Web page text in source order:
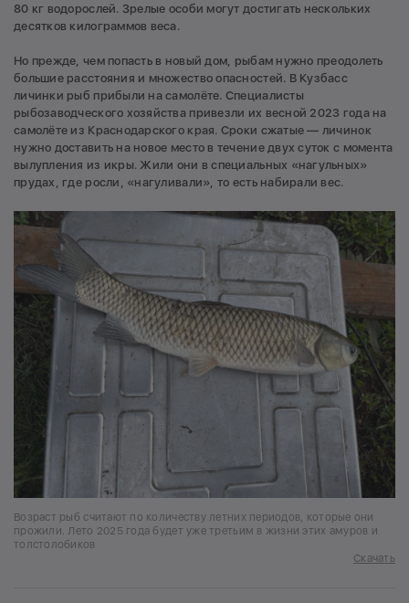
80 кг водорослей. Зрелые особи могут достигать нескольких
десятков килограммов веса.
Но прежде, чем попасть в новый дом, рыбам нужно преодолеть
большие расстояния и множество опасностей. В Кузбасс
личинки рыб прибыли на самолёте. Специалисты
рыбозаводческого хозяйства привезли их весной 2023 года на
самолёте из Краснодарского края. Сроки сжатые — личинок
нужно доставить на новое место в течение двух суток с момента
вылупления из икры. Жили они в специальных «нагульных»
прудах, где росли, «нагуливали», то есть набирали вес.
Возраст рыб считают по количеству летних периодов, которые они
прожили. Лето 2025 года будет уже третьим в жизни этих амуров и
толстолобиков
Скачать